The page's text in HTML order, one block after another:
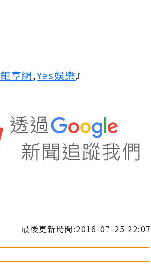
鉅亨網,Yes娛樂』
最後更新時間:2016-07-25 22:07